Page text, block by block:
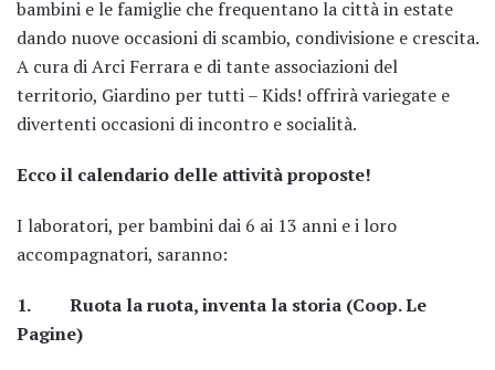
bambini e le famiglie che frequentano la città in estate
dando nuove occasioni di scambio, condivisione e crescita.
A cura di Arci Ferrara e di tante associazioni del
territorio, Giardino per tutti – Kids! offrirà variegate e
divertenti occasioni di incontro e socialità.
Ecco il calendario delle attività proposte!
I laboratori, per bambini dai 6 ai 13 anni e i loro
accompagnatori, saranno:
1. Ruota la ruota, inventa la storia (Coop. Le
Pagine)